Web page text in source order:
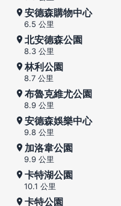
安德森購物中心
6.5 公里
北安德森公園
8.3 公里
林利公園
8.7 公里
布魯克維尤公園
8.9 公里
安德森娛樂中心
9.8 公里
加洛韋公園
9.9 公里
卡特湖公園
10.1 公里
卡特公園